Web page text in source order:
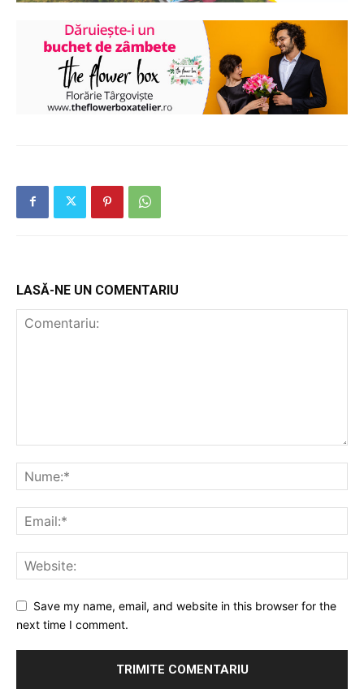
LASĂ-NE UN COMENTARIU
Save my name, email, and website in this browser for the
next time I comment.